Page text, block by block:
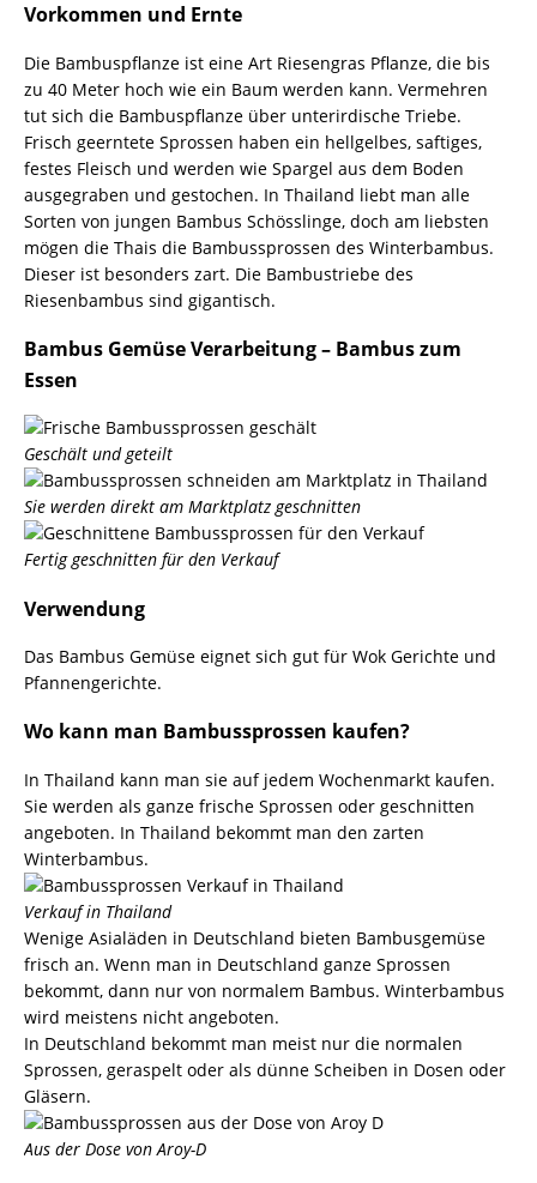
Vorkommen und Ernte
Die Bambuspflanze ist eine Art Riesengras Pflanze, die bis
zu 40 Meter hoch wie ein Baum werden kann. Vermehren
tut sich die Bambuspflanze über unterirdische Triebe.
Frisch geerntete Sprossen haben ein hellgelbes, saftiges,
festes Fleisch und werden wie Spargel aus dem Boden
ausgegraben und gestochen. In Thailand liebt man alle
Sorten von jungen Bambus Schösslinge, doch am liebsten
mögen die Thais die Bambussprossen des Winterbambus.
Dieser ist besonders zart. Die Bambustriebe des
Riesenbambus sind gigantisch.
Bambus Gemüse Verarbeitung – Bambus zum
Essen
Geschält und geteilt
Sie werden direkt am Marktplatz geschnitten
Fertig geschnitten für den Verkauf
Verwendung
Das Bambus Gemüse eignet sich gut für Wok Gerichte und
Pfannengerichte.
Wo kann man Bambussprossen kaufen?
In Thailand kann man sie auf jedem Wochenmarkt kaufen.
Sie werden als ganze frische Sprossen oder geschnitten
angeboten. In Thailand bekommt man den zarten
Winterbambus.
Verkauf in Thailand
Wenige Asialäden in Deutschland bieten Bambusgemüse
frisch an. Wenn man in Deutschland ganze Sprossen
bekommt, dann nur von normalem Bambus. Winterbambus
wird meistens nicht angeboten.
In Deutschland bekommt man meist nur die normalen
Sprossen, geraspelt oder als dünne Scheiben in Dosen oder
Gläsern.
Aus der Dose von Aroy-D